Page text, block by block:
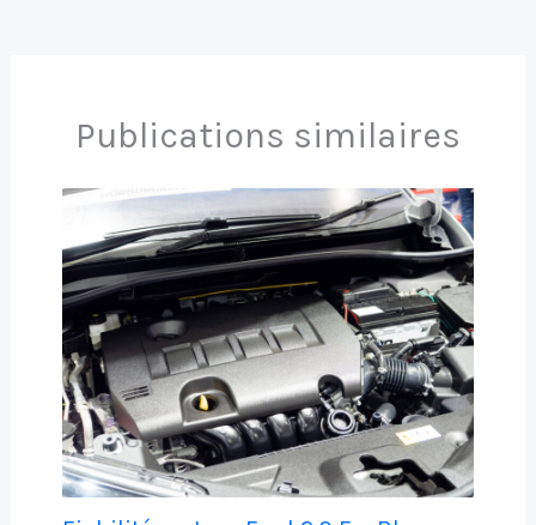
Publications similaires